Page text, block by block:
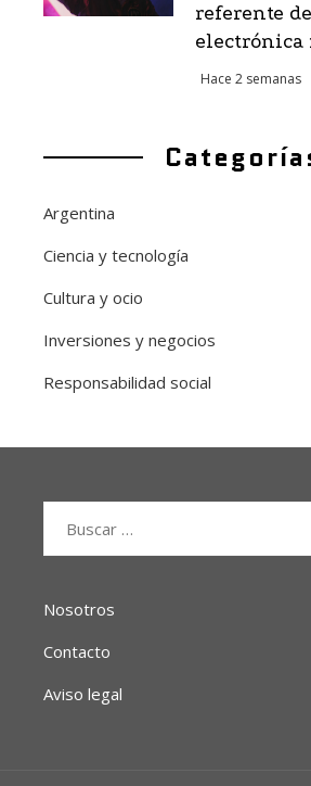
referente
electrónica
Hace 2 semanas
Argentina
Ciencia y tecnología
Cultura y ocio
Inversiones y negocios
Responsabilidad social
Nosotros
Contacto
Aviso legal